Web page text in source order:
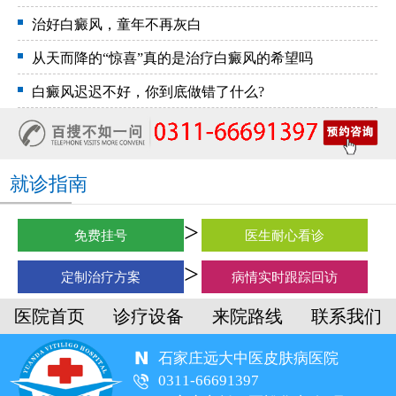
治好白癜风，童年不再灰白
从天而降的“惊喜”真的是治疗白癜风的希望吗
白癜风迟迟不好，你到底做错了什么?
就诊指南
免费挂号 医生耐心看诊
定制治疗方案 病情实时跟踪回访
医院首页 诊疗设备 来院路线 联系我们
石家庄远大中医皮肤病医院
0311-66691397